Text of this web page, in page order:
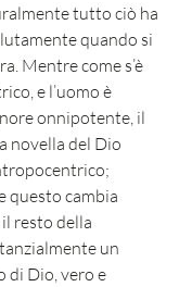
tutto ciò ha
quando si
Mentre come s’è
e l’uomo è
onnipotente, il
novella del Dio
questo cambia
resto della
un
di Dio, vero e